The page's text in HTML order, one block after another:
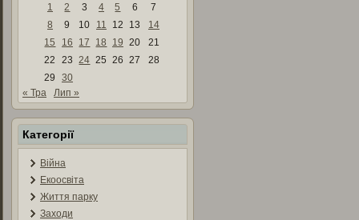
1
2 3 4 5 6
7
8
9 10 11 12 13
14
15
16 17 18 19 20
21
22
23 24 25 26 27
28
29
30
« Тра
Лип »
Категорії
Війна
Екоосвіта
Життя парку
Заходи